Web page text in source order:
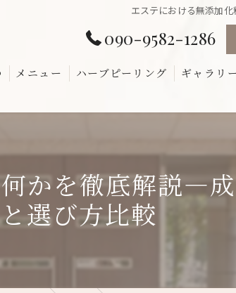
エステにおける無添加
090-9582-1286
メニュー ハーブピーリング ギャラリ
かを徹底解説―
と選び方比較